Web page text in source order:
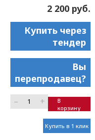
2 200 руб.
Купить через
тендер
Вы
перепродавец?
– +
В
корзину
Купить в 1 клик